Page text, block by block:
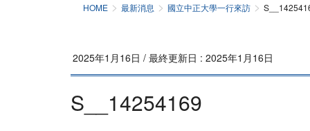
HOME 最新消息 國立中正大學一行來訪
2025年1月16日 / 最終更新日 : 2025年1月16日
S__14254169